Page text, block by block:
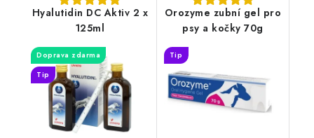
Hyalutidin DC Aktiv 2 x
125ml
Doprava zdarma
Tip
Orozyme zubní gel pro
psy a kočky 70g
Tip